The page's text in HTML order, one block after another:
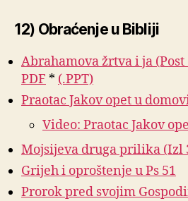
12) Obraćenje u Bibliji
Abrahamova žrtva i ja (Post
PDF * (.PPT)
Praotac Jakov opet u
Video: Praotac Jakov
Mojsijeva druga prilika (Izl
Grijeh i oproštenje u Ps 51
Prorok pred svojim